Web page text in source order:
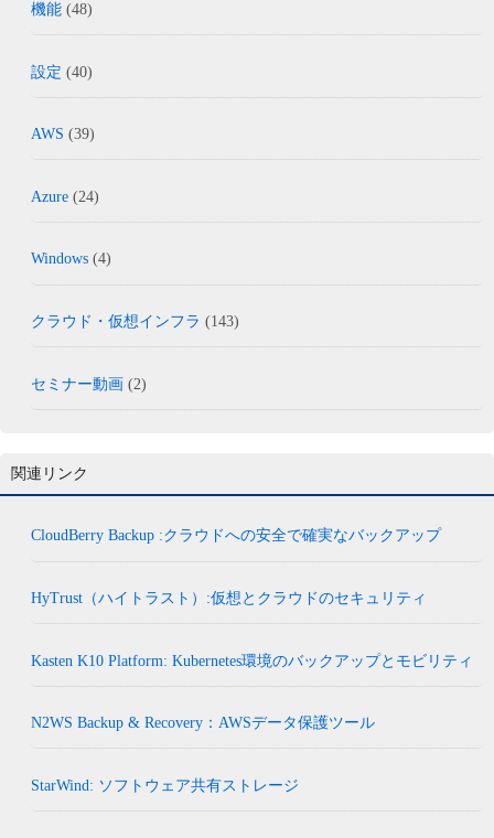
機能 (48)
設定 (40)
AWS (39)
Azure (24)
Windows (4)
クラウド・仮想インフラ (143)
セミナー動画 (2)
関連リンク
CloudBerry Backup :クラウドへの安全で確実なバックアップ
HyTrust（ハイトラスト）:仮想とクラウドのセキュリティ
Kasten K10 Platform: Kubernetes環境のバックアップとモビリティ
N2WS Backup & Recovery：AWSデータ保護ツール
StarWind: ソフトウェア共有ストレージ